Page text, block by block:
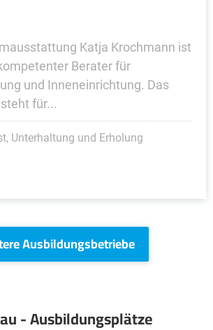
Katja Krochmann ist
Berater für
und Inneneinrichtung. Das
für...
Unterhaltung und Erholung
Ausbildungsbetriebe
- Ausbildungsplätze